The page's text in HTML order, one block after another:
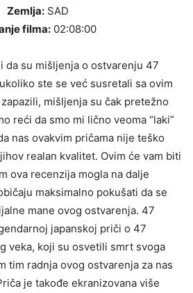
Zemlja:SAD
filma:02:08:00
da su mišljenja o ostvarenju 47
ste se već susretali sa ovim
mišljenja su čak pretežno
reći da smo mi lično veoma “laki”
nas ovakvim pričama nije teško
realan kvalitet. Ovim će vam biti
ova recenzija mogla na dalje
maksimalno pokušati da se
mane ovog ostvarenja. 47
japanskoj priči o 47
veka, koji su osvetili smrt svoga
tim radnja ovog ostvarenja za nas
je takođe ekranizovana više